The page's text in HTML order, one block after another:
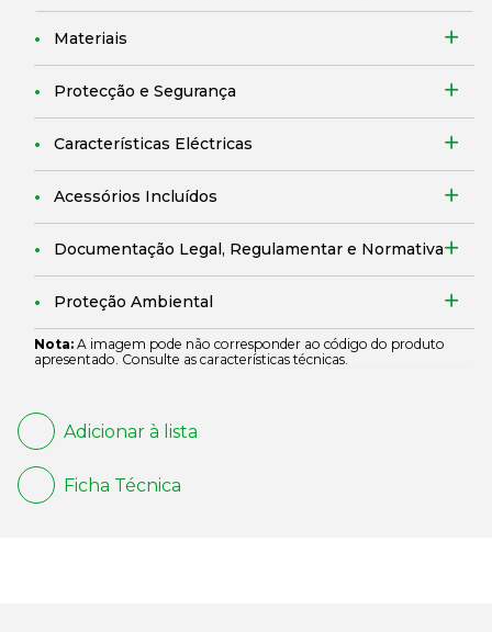
Materiais
Protecção e Segurança
Características Eléctricas
Acessórios Incluídos
Documentação Legal, Regulamentar e Normativa
Proteção Ambiental
Nota: A imagem pode não corresponder ao código do produto
apresentado. Consulte as características técnicas.
Adicionar à lista
Ficha Técnica